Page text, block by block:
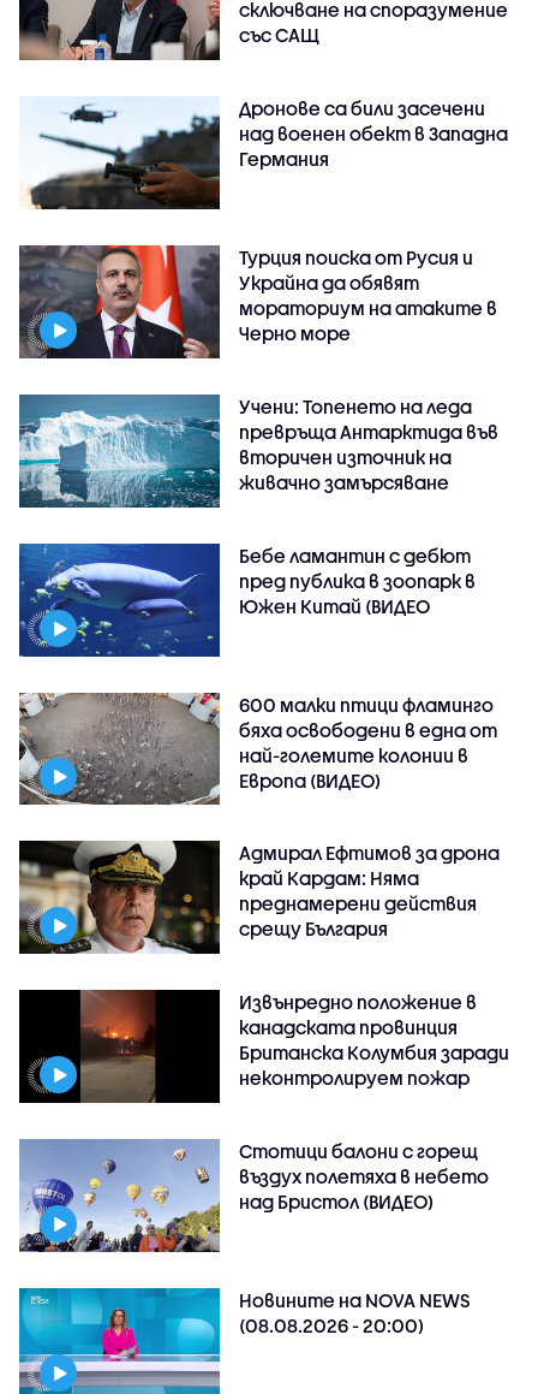
сключване на споразумение
със САЩ
Дронове са били засечени
над военен обект в Западна
Германия
Турция поиска от Русия и
Украйна да обявят
мораториум на атаките в
Черно море
Учени: Топенето на леда
превръща Антарктида във
вторичен източник на
живачно замърсяване
Бебе ламантин с дебют
пред публика в зоопарк в
Южен Китай (ВИДЕО
600 малки птици фламинго
бяха освободени в една от
най-големите колонии в
Европа (ВИДЕО)
Адмирал Ефтимов за дрона
край Кардам: Няма
преднамерени действия
срещу България
Извънредно положение в
канадската провинция
Британска Колумбия заради
неконтролируем пожар
Стотици балони с горещ
въздух полетяха в небето
над Бристол (ВИДЕО)
Новините на NOVA NEWS
(08.08.2026 - 20:00)